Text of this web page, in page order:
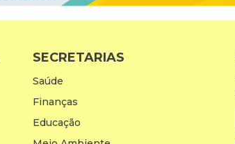
SECRETARIAS
Saúde
Finanças
Educação